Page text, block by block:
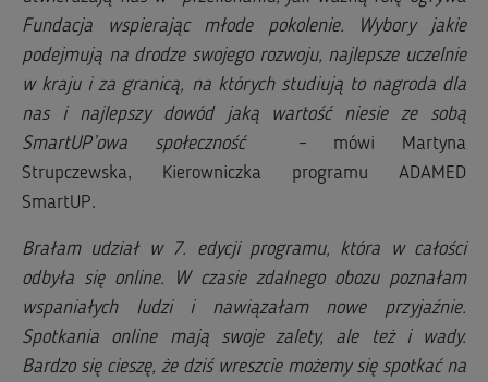
Fundacja wspierając młode pokolenie. Wybory jakie
podejmują na drodze swojego rozwoju, najlepsze uczelnie
w kraju i za granicą, na których studiują to nagroda dla
nas i najlepszy dowód jaką wartość niesie ze sobą
SmartUP’owa społeczność– mówi Martyna
Strupczewska, Kierowniczka programu ADAMED
SmartUP.
Brałam udział w 7. edycji programu, która w całości
odbyła się online. W czasie zdalnego obozu poznałam
wspaniałych ludzi i nawiązałam nowe przyjaźnie.
Spotkania online mają swoje zalety, ale też i wady.
Bardzo się cieszę, że dziś wreszcie możemy się spotkać na